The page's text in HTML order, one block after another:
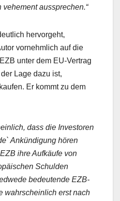
aussprechen.“
hervorgeht,
vornehmlich auf die
unter dem EU-Vertrag
Lage dazu ist,
Er kommt zu dem
dass die Investoren
Ankündigung hören
ihre Aufkäufe von
Schulden
bedeutende EZB-
wahrscheinlich erst nach